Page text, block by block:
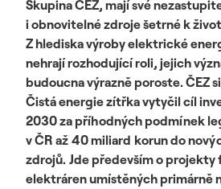
Skupina ČEZ, mají své
i obnovitelné zdroje šetrné k
Z hlediska výroby elektrické
nehrají rozhodující roli, jejich
budoucna výrazně poroste. ČEZ
Čistá energie zítřka vytyčil cíl
2030za příhodných podmínek
v ČR až 40 miliard korun do
zdrojů. Jde především o
elektráren umístěných primárně